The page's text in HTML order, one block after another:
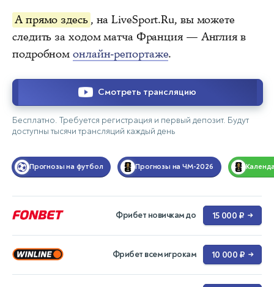
А прямо здесь , на LiveSport.Ru, вы можете
следить за ходом матча Франция — Англия в
подробномонлайн-репортаже.
Смотреть трансляцию
Бесплатно. Требуется регистрация и первый депозит. Будут
доступны тысячи трансляций каждый день
Прогнозы на футбол Прогнозы на ЧМ-2026
Фрибет новичкам до 15 000 ₽ →
Фрибет всем игрокам 10 000 ₽ →